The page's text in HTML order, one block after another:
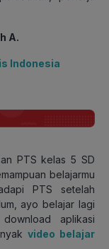
A.
Indonesia
PTS kelas 5 SD
belajarmu
PTS setelah
ayo belajar lagi
aplikasi
video belajar